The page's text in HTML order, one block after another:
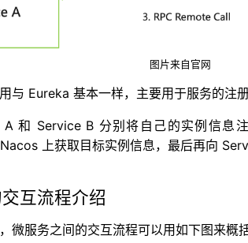
图片来自官网
与 Eureka 基本一样，主要用于服务的注册
和 Service B 分别将自己的实例信息
上获取目标实例信息，最后再向
互流程介绍
微服务之间的交互流程可以用如下图来概括